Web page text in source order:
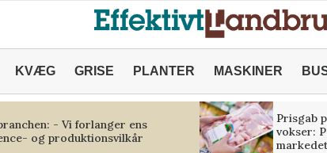
KVÆG GRISE PLANTER MASKINER
- Vi forlanger ens
og produktionsvilkår
Prisgab
vokser:
markedet